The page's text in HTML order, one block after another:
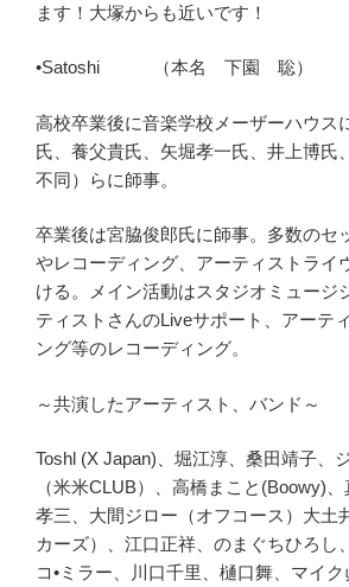
ます！大塚からも近いです！
•Satoshi （本名 下園 聡）
高校卒業後に音楽学校メーザーハウス
氏、養父貴氏、矢堀孝一氏、井上博氏
不同）らに師事。
卒業後は宮脇俊郎氏に師事。多数のセ
やレコーディング、アーティストライ
ける。メイン活動はスタジオミュージ
ティストさんのLiveサポート、アーテ
ング等のレコーディング。
～共演したアーティスト、バンド～
Toshl (X Japan)、堀江淳、桑田靖子、
（米米CLUB）、高橋まこと(Boowy)
孝三、大間ジロー（オフコース）大土
カーズ）、江口正祥、のまぐちひろし
コ•ミラー、川口千里、樋口舞、マイ